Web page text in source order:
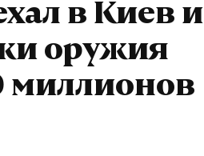
в Киев и
оружия
миллионов